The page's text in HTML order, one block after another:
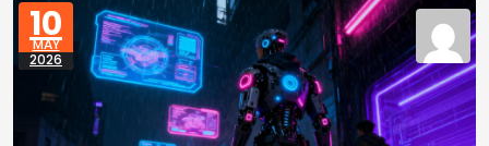
10
MAY
2026